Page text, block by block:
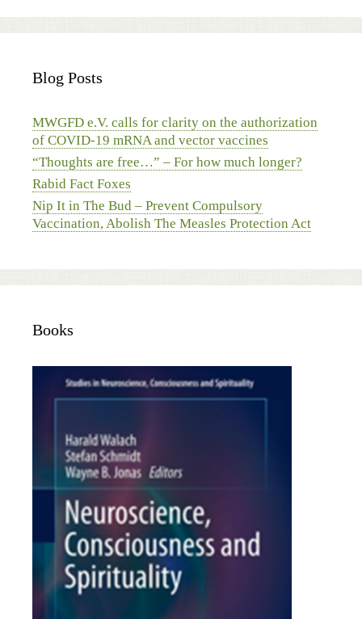
Blog Posts
MWGFD e.V. calls for clarity on the authorization
of COVID-19 mRNA and vector vaccines
“Thoughts are free…” – For how much longer?
Rabid Fact Foxes
Nip It in The Bud – Prevent Compulsory
Vaccination, Abolish The Measles Protection Act
Books